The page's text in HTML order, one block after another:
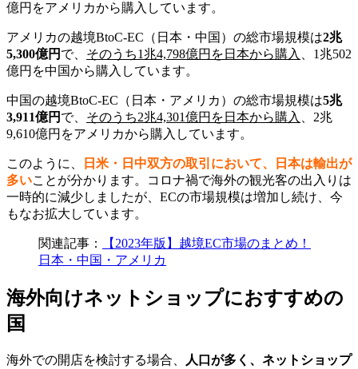
億円をアメリカから購入しています。
アメリカの越境BtoC-EC（日本・中国）の総市場規模は2兆
5,300億円 で、 そのうち1兆4,798億円を日本から購入
、1兆502
億円を中国から購入しています。
中国の越境BtoC-EC（日本・アメリカ）の総市場規模は5兆
3,911億円 で、 そのうち2兆4,301億円を日本から購入
、2兆
9,610億円をアメリカから購入しています。
このように、
日米・日中双方の取引において、日本は輸出が
多いことが分かります。コロナ禍で海外の観光客の出入りは
一時的に減少しましたが、ECの市場規模は増加し続け、今
もなお拡大しています。
関連記事：
【2023年版】越境EC市場のまとめ！
日本・中国・アメリカ
海外向けネットショップにおすすめの
国
海外での開店を検討する場合、 人口が多く、ネットショップ